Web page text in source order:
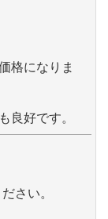
格になりま
好です。
さい。